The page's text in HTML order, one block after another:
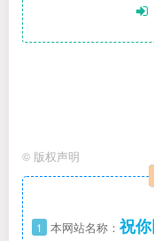
© 版权声明
1 本网站名称： 祝